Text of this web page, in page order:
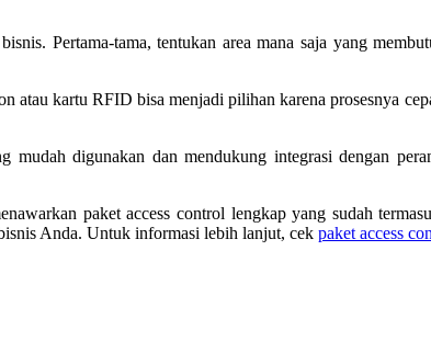
Pertama-tama, tentukan area mana saja yang
kartu RFID bisa menjadi pilihan karena prosesnya
mudah digunakan dan mendukung integrasi dengan
paket access control lengkap yang sudah
Anda. Untuk informasi lebih lanjut, cek paket access